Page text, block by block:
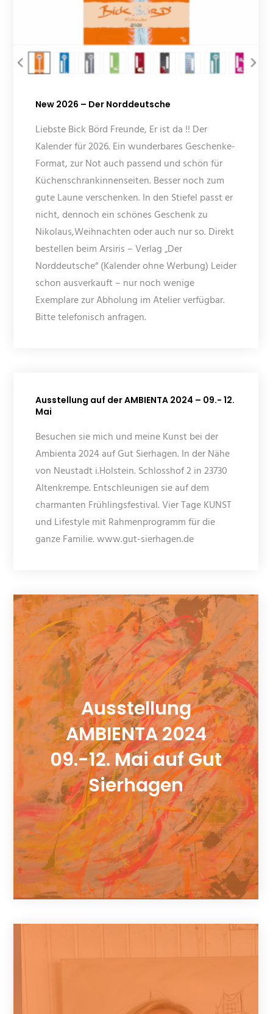
New 2026 – Der Norddeutsche
Liebste Bick Börd Freunde, Er ist da !! Der
Kalender für 2026. Ein wunderbares Geschenke-
Format, zur Not auch passend und schön für
Küchenschrankinnenseiten. Besser noch zum
gute Laune verschenken. In den Stiefel passt er
nicht, dennoch ein schönes Geschenk zu
Nikolaus,Weihnachten oder auch nur so. Direkt
bestellen beim Arsiris – Verlag „Der
Norddeutsche“ (Kalender ohne Werbung) Leider
schon ausverkauft – nur noch wenige
Exemplare zur Abholung im Atelier verfügbar.
Bitte telefonisch anfragen.
Ausstellung auf der AMBIENTA 2024 – 09.- 12.
Mai
Besuchen sie mich und meine Kunst bei der
Ambienta 2024 auf Gut Sierhagen. In der Nähe
von Neustadt i.Holstein. Schlosshof 2 in 23730
Altenkrempe. Entschleunigen sie auf dem
charmanten Frühlingsfestival. Vier Tage KUNST
und Lifestyle mit Rahmenprogramm für die
ganze Familie. www.gut-sierhagen.de
Ausstellung
AMBIENTA 2024
09.-12. Mai auf Gut
Sierhagen